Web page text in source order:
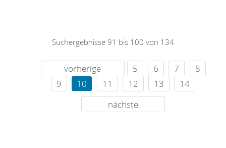
Suchergebnisse 91 bis 100 von 134
vorherige 5 6 7
8
9
10 11 12 13
14
nächste